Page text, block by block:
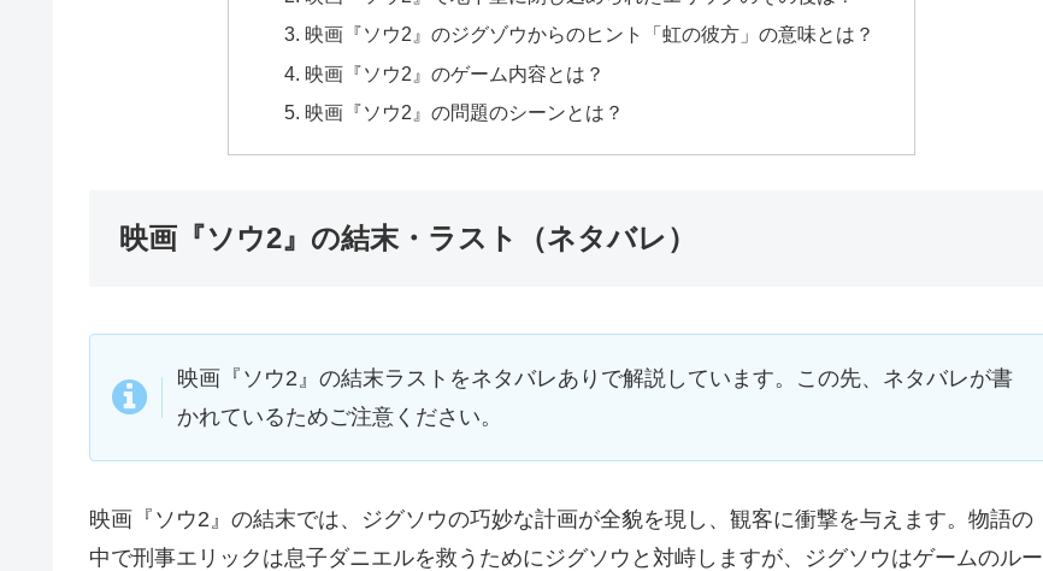
映画『ソウ2』のジグゾウからのヒント「虹の彼方」の意味とは？
映画『ソウ2』のゲーム内容とは？
映画『ソウ2』の問題のシーンとは？
映画『ソウ2』の結末・ラスト（ネタバレ）
映画『ソウ2』の結末ラストをネタバレありで解説しています。この先、ネタバレが書
かれているためご注意ください。
映画『ソウ2』の結末では、ジグソウの巧妙な計画が全貌を現し、観客に衝撃を与えます。物語の
中で刑事エリックは息子ダニエルを救うためにジグソウと対峙しますが、ジグソウはゲームのルー